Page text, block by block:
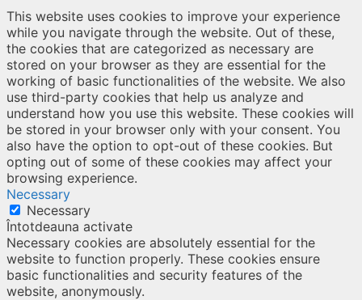
This website uses cookies to improve your experience
while you navigate through the website. Out of these,
the cookies that are categorized as necessary are
stored on your browser as they are essential for the
working of basic functionalities of the website. We also
use third-party cookies that help us analyze and
understand how you use this website. These cookies will
be stored in your browser only with your consent. You
also have the option to opt-out of these cookies. But
opting out of some of these cookies may affect your
browsing experience.
Necessary
Necessary
Întotdeauna activate
Necessary cookies are absolutely essential for the
website to function properly. These cookies ensure
basic functionalities and security features of the
website, anonymously.